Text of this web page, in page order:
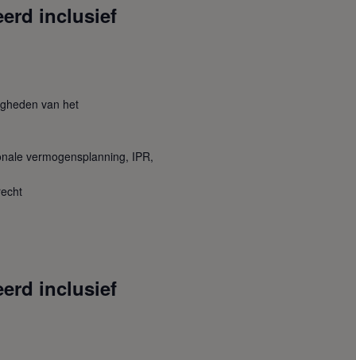
inclusief
van het
vermogensplanning, IPR,
inclusief